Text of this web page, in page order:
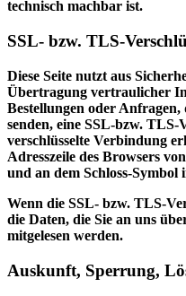
technisch machbar ist.
SSL- bzw. TLS-
Diese Seite nutzt aus
Übertragung vertraulicher
Bestellungen oder Anfragen,
senden, eine SSL-bzw. TLS-
verschlüsselte Verbindung
Adresszeile des Browsers
und an dem Schloss-
Wenn die SSL- bzw. TLS-
die Daten, die Sie an uns
mitgelesen werden.
Auskunft, Sperrung,